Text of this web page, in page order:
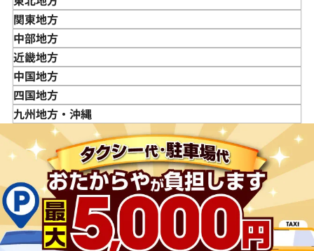
青森県
岩手県
宮城県
秋田県
山形県
福島県
関東地方
東京都
神奈川県
埼玉県
千葉県
茨城県
栃木県
群馬県
中部地方
新潟県
富山県
石川県
山梨県
長野県
岐阜県
静岡県
愛知県
近畿地方
三重県
滋賀県
京都府
兵庫県
奈良県
和歌山県
中国地方
鳥取県
島根県
広島県
山口県
四国地方
徳島県
愛媛県
九州地方・沖縄
佐賀県
長崎県
熊本県
大分県
宮崎県
鹿児島県